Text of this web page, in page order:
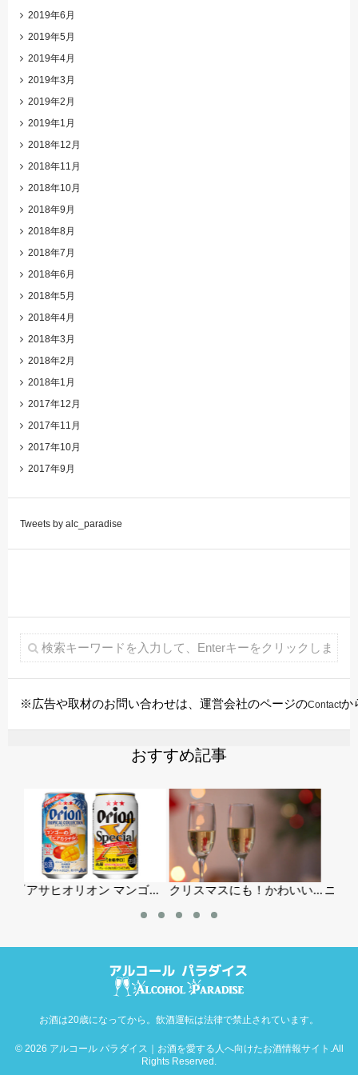
2019年6月
2019年5月
2019年4月
2019年3月
2019年2月
2019年1月
2018年12月
2018年11月
2018年10月
2018年9月
2018年8月
2018年7月
2018年6月
2018年5月
2018年4月
2018年3月
2018年2月
2018年1月
2017年12月
2017年11月
2017年10月
2017年9月
Tweets by alc_paradise
※広告や取材のお問い合わせは、運営会社のページのContactか
おすすめ記事
クリスマスにも！かわいい...ニッカウイスキーの伝統-...
お酒は20歳になってから。飲酒運転は法律で禁止されています。
© 2026 アルコール パラダイス｜お酒を愛する人へ向けたお酒情報サイト .All
Rights Reserved.